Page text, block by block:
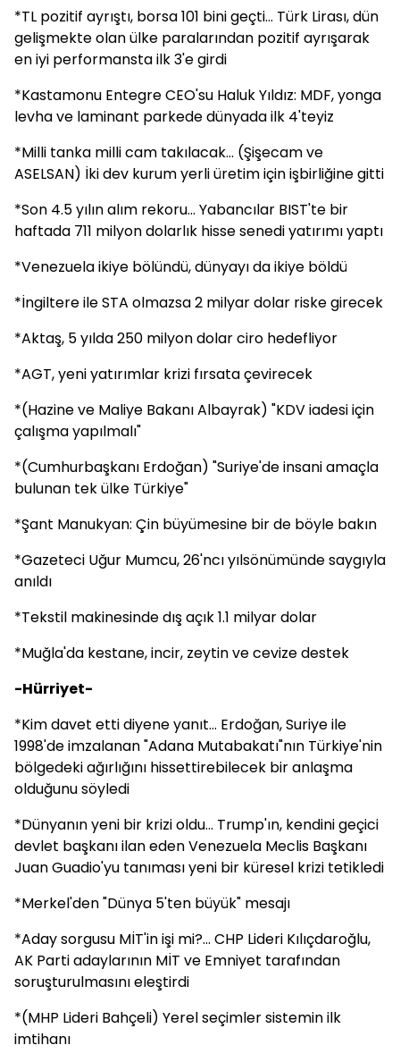
*TL pozitif ayrıştı, borsa 101 bini geçti... Türk Lirası, dün
gelişmekte olan ülke paralarından pozitif ayrışarak
en iyi performansta ilk 3'e girdi
*Kastamonu Entegre CEO'su Haluk Yıldız: MDF, yonga
levha ve laminant parkede dünyada ilk 4'teyiz
*Milli tanka milli cam takılacak... (Şişecam ve
ASELSAN) İki dev kurum yerli üretim için işbirliğine gitti
*Son 4.5 yılın alım rekoru... Yabancılar BIST'te bir
haftada 711 milyon dolarlık hisse senedi yatırımı yaptı
*Venezuela ikiye bölündü, dünyayı da ikiye böldü
*İngiltere ile STA olmazsa 2 milyar dolar riske girecek
*Aktaş, 5 yılda 250 milyon dolar ciro hedefliyor
*AGT, yeni yatırımlar krizi fırsata çevirecek
*(Hazine ve Maliye Bakanı Albayrak) "KDV iadesi için
çalışma yapılmalı"
*(Cumhurbaşkanı Erdoğan) "Suriye'de insani amaçla
bulunan tek ülke Türkiye"
*Şant Manukyan: Çin büyümesine bir de böyle bakın
*Gazeteci Uğur Mumcu, 26'ncı yılsönümünde saygıyla
anıldı
*Tekstil makinesinde dış açık 1.1 milyar dolar
*Muğla'da kestane, incir, zeytin ve cevize destek
-Hürriyet-
*Kim davet etti diyene yanıt... Erdoğan, Suriye ile
1998'de imzalanan "Adana Mutabakatı"nın Türkiye'nin
bölgedeki ağırlığını hissettirebilecek bir anlaşma
olduğunu söyledi
*Dünyanın yeni bir krizi oldu... Trump'ın, kendini geçici
devlet başkanı ilan eden Venezuela Meclis Başkanı
Juan Guadio'yu tanıması yeni bir küresel krizi tetikledi
*Merkel'den "Dünya 5'ten büyük" mesajı
*Aday sorgusu MİT'in işi mi?... CHP Lideri Kılıçdaroğlu,
AK Parti adaylarının MİT ve Emniyet tarafından
soruşturulmasını eleştirdi
*(MHP Lideri Bahçeli) Yerel seçimler sistemin ilk
imtihanı